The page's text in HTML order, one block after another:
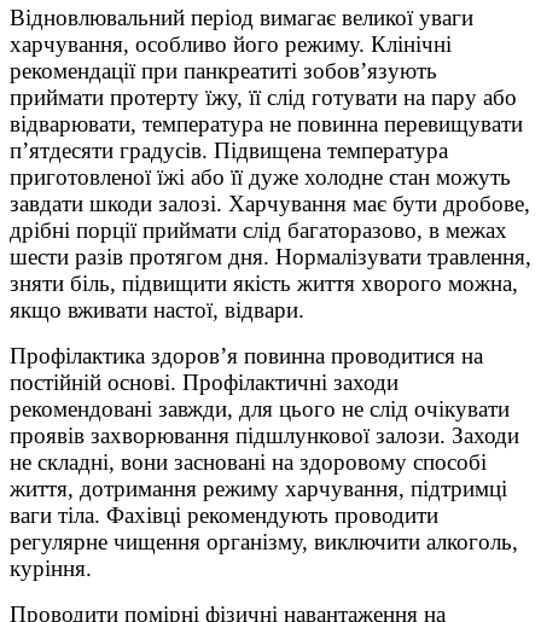
Відновлювальний період вимагає великої уваги
харчування, особливо його режиму. Клінічні
рекомендації при панкреатиті зобов’язують
приймати протерту їжу, її слід готувати на пару або
відварювати, температура не повинна перевищувати
п’ятдесяти градусів. Підвищена температура
приготовленої їжі або її дуже холодне стан можуть
завдати шкоди залозі. Харчування має бути дробове,
дрібні порції приймати слід багаторазово, в межах
шести разів протягом дня. Нормалізувати травлення,
зняти біль, підвищити якість життя хворого можна,
якщо вживати настої, відвари.
Профілактика здоров’я повинна проводитися на
постійній основі. Профілактичні заходи
рекомендовані завжди, для цього не слід очікувати
проявів захворювання підшлункової залози. Заходи
не складні, вони засновані на здоровому способі
життя, дотримання режиму харчування, підтримці
ваги тіла. Фахівці рекомендують проводити
регулярне чищення організму, виключити алкоголь,
куріння.
Проводити помірні фізичні навантаження на